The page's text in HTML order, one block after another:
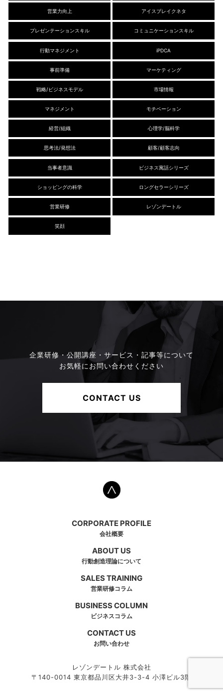
営業力向上 アイスブレイクネタ
プレゼンテーションスキル コミュニケーションスキル
行動マネジメント iPDCA
事前準備 マーケティング
戦略/ビジネスモデル 市場情報
マネジメント モチベーション
経営/組織 心理学/脳科学
思考法/発想法 顧客/顧客志向
当事者意識 ビジネス寓話シリーズ
ショッピングの科学 ロングセラーシリーズ
営業研修 レゾンデートル
笑顔
企業研修・公開講座・サービス・記事等について
お気軽にお問い合わせください
CONTACT US
CORPORATE PROFILE
会社概要
ABOUT US
行動創造理論について
SALES TRAINING
営業研修コラム
BUSINESS COLUMN
ビジネスコラム
CONTACT US
お問い合わせ
レゾンデートル 株式会社
〒140-0014 東京都品川区大井3-3-4 小澤ビル3階